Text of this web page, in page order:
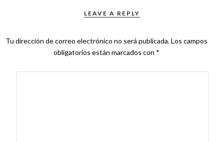
LEAVE A REPLY
Tu dirección de correo electrónico no será publicada.Los campos
obligatorios están marcados con *